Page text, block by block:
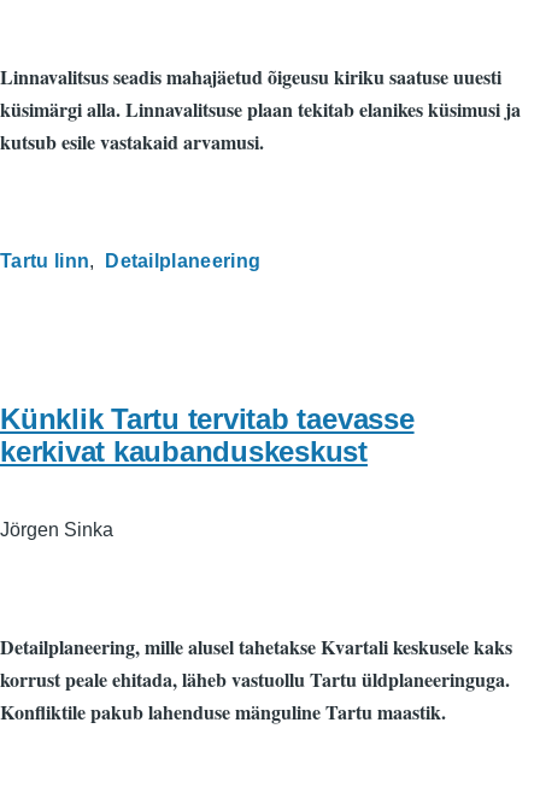
Linnavalitsus seadis mahajäetud õigeusu kiriku saatuse uuesti
küsimärgi alla. Linnavalitsuse plaan tekitab elanikes küsimusi ja
kutsub esile vastakaid arvamusi.
Tartu linn Detailplaneering
Künklik Tartu tervitab taevasse
kerkivat kaubanduskeskust
Jörgen Sinka
Detailplaneering, mille alusel tahetakse Kvartali keskusele kaks
korrust peale ehitada, läheb vastuollu Tartu üldplaneeringuga.
Konfliktile pakub lahenduse mänguline Tartu maastik.